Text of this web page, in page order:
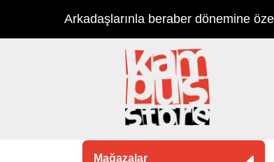
Arkadaşlarınla beraber dönemine
Mağazalar